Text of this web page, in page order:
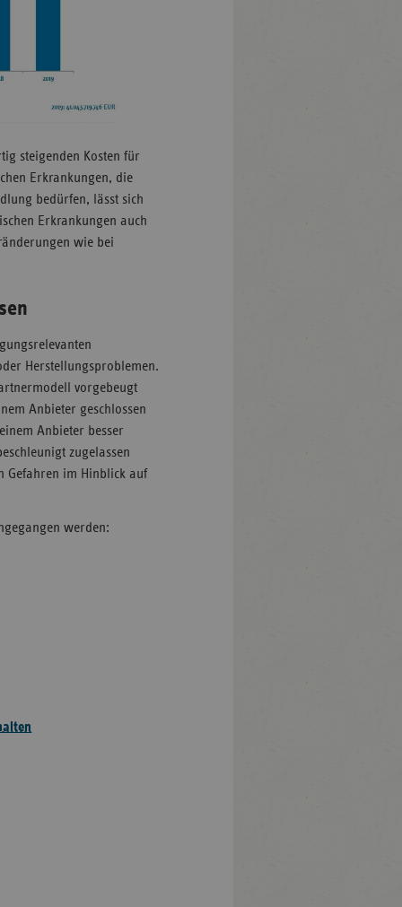
steigenden Kosten für
Erkrankungen, die
bedürfen, lässt sich
Erkrankungen auch
wie bei
Herstellungsproblemen.
vorgebeugt
Anbieter geschlossen
Anbieter besser
zugelassen
Gefahren im Hinblick auf
werden: